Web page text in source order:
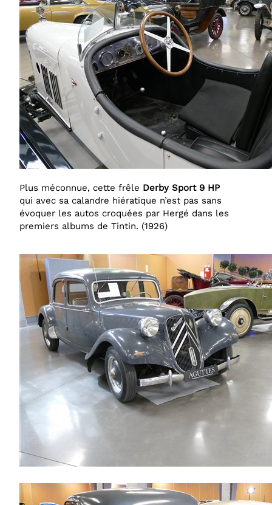
Plus méconnue, cette frêle Derby Sport 9 HP
qui avec sa calandre hiératique n’est pas sans
évoquer les autos croquées par Hergé dans les
premiers albums de Tintin. (1926)